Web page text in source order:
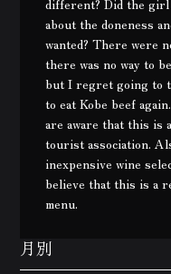
about the doneness
wanted? There were
there was no way to
but I regret going to
to eat Kobe beef
are aware that this is
tourist association.
inexpensive wine
believe that this is a
menu.
月別